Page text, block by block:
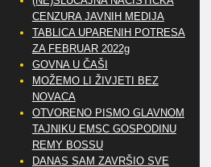
CENZURA JAVNIH MEDIJA
TABLICA UPARENIH POTRESA
ZA FEBRUAR 2022g
GOVNA U ČAŠI
MOŽEMO LI ŽIVJETI BEZ
NOVACA
OTVORENO PISMO GLAVNOM
TAJNIKU EMSC GOSPODINU
REMY BOSSU
DANAS SAM ZAVRŠIO SVE